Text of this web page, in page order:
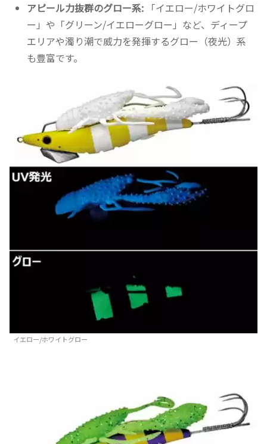
アピール力抜群のグロー系: 「イエロー/ホワイトグロ
ー」や「グリーン/イエローグロー」など、ディープ
エリアや濁り潮で威力を発揮するグロー（夜光）系
も豊富です。
イエロー/ホワイトグロー